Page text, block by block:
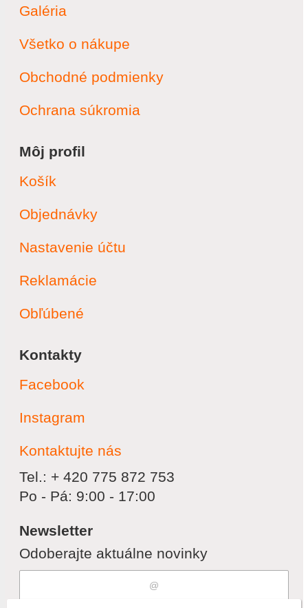
Galéria
Všetko o nákupe
Obchodné podmienky
Ochrana súkromia
Môj profil
Košík
Objednávky
Nastavenie účtu
Reklamácie
Obľúbené
Kontakty
Facebook
Instagram
Kontaktujte nás
Tel.: + 420 775 872 753
Po - Pá: 9:00 - 17:00
Newsletter
Odoberajte aktuálne novinky